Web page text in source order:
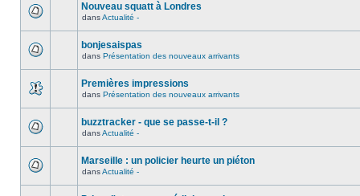
Nouveau squatt à Londres
dansActualité -
bonjesaispas
dans Présentation des nouveaux arrivants
Premières impressions
dans Présentation des nouveaux arrivants
buzztracker - que se passe-t-il ?
dansActualité -
Marseille : un policier heurte un piéton
dansActualité -